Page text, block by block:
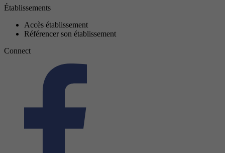
Établissements
Accès établissement
Référencer son établissement
Connect